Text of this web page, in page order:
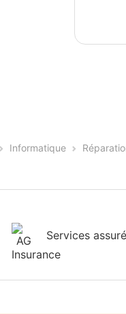
Informatique
Services